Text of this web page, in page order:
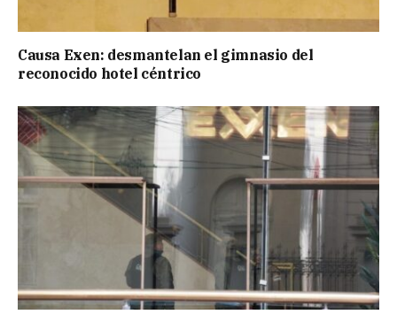
Causa Exen: desmantelan el gimnasio del
reconocido hotel céntrico